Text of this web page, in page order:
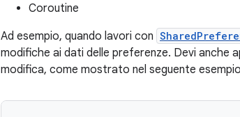
Coroutine
Ad esempio, quando lavori con
modifiche ai dati delle preferenze. Devi anche
modifica, come mostrato nel seguente